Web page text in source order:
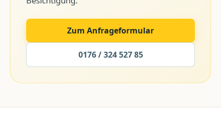
Zum Anfrageformular
0176 / 324 527 85